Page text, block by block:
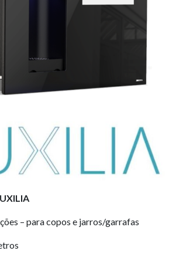
– para copos e jarros/garrafas